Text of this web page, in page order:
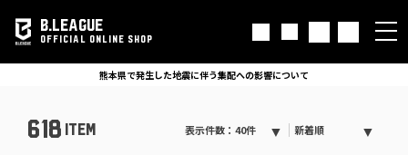
B.LEAGUE
OFFICIAL ONLINE SHOP
熊本県で発生した地震に伴う集配への影響について
618 ITEM 表示件数：40件 新着順